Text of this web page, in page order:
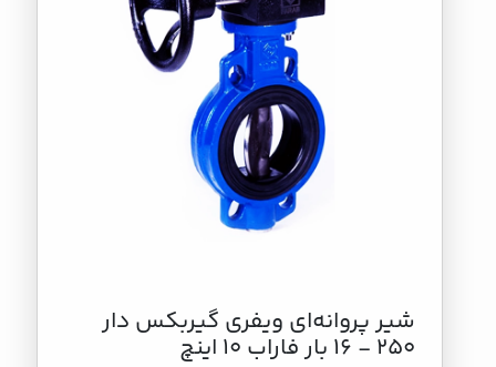
شیر پروانه‌ای ویفری گیربکس دار
250 - 16 بار فاراب 10 اینچ